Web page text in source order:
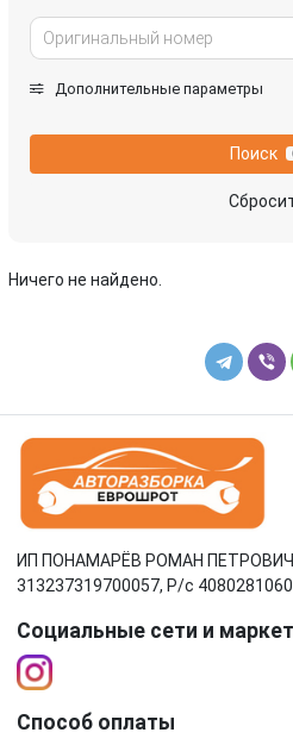
Дополнительные параметры
Поиск
Ничего не найдено.
ИП ПОНАМАРЁВ РОМАН ПЕТРОВИЧ
313237319700057, Р/c
Социальные сети и
Способ оплаты